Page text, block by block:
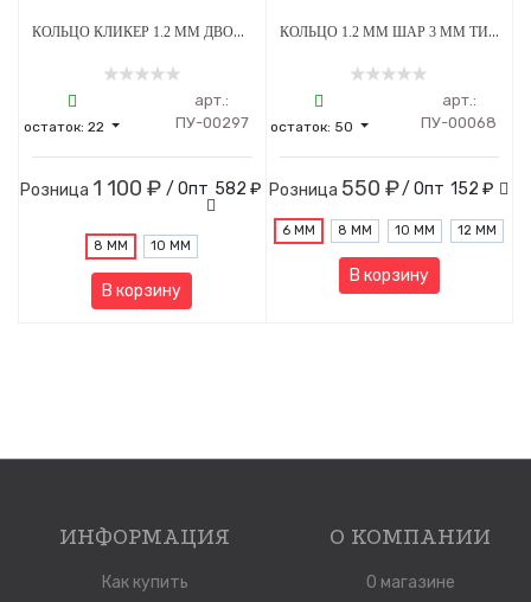
КОЛЬЦО КЛИКЕР 1.2 ММ ДВОЙНОЕ ТИТАН
остаток:22
арт.:
ПУ-00297
Розница 1 100 ₽ / Опт 582 ₽
8 ММ 10 ММ
В корзину
КОЛЬЦО 1.2 ММ ШАР 3 ММ ТИТАН
остаток: 50
арт.:
ПУ-00068
Розница 550 ₽/ Опт 152 ₽
6 ММ 8 ММ 10 ММ 12 ММ
В корзину
ИНФОРМАЦИЯ
Как купить
О КОМПАНИИ
О магазине